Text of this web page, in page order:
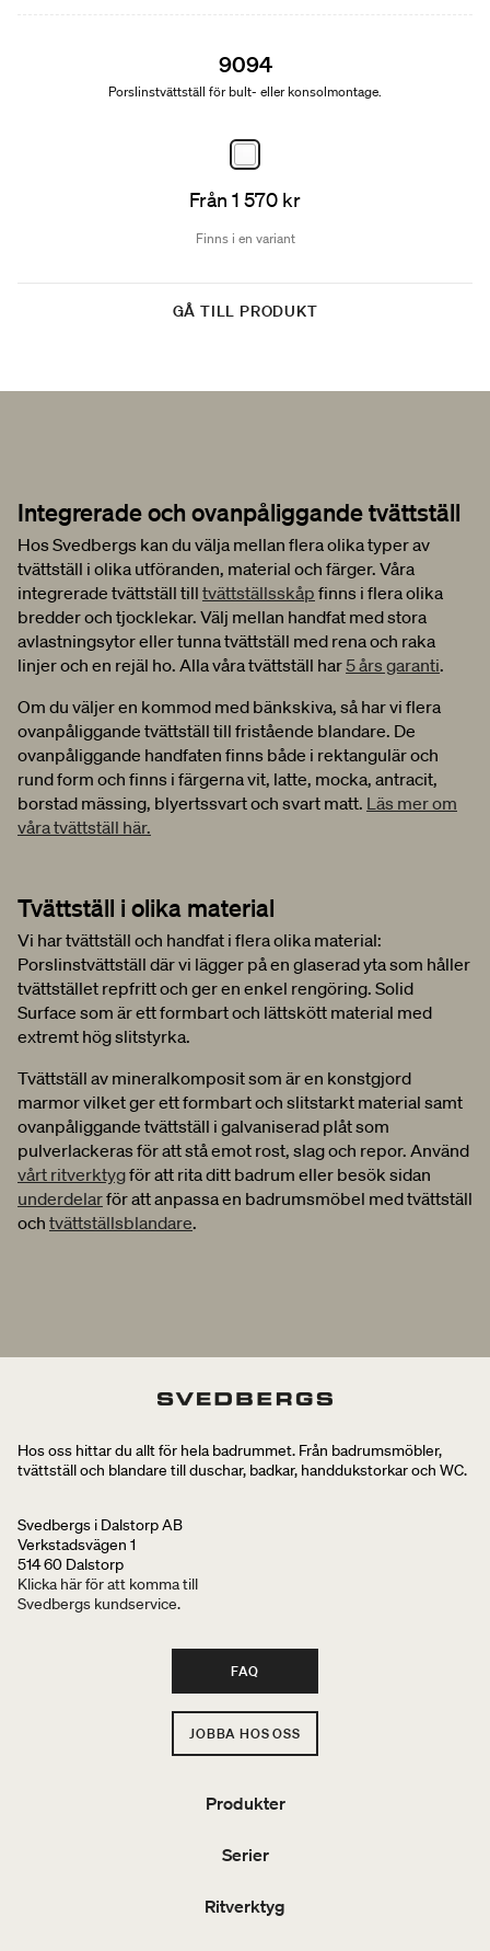
9094
Porslinstvättställ för bult- eller konsolmontage.
Från 1 570 kr
Finns i en variant
GÅ TILL PRODUKT
Integrerade och ovanpåliggande tvättställ
Hos Svedbergs kan du välja mellan flera olika typer av
tvättställ i olika utföranden, material och färger. Våra
integrerade tvättställ till tvättställsskåp finns i flera olika
bredder och tjocklekar. Välj mellan handfat med stora
avlastningsytor eller tunna tvättställ med rena och raka
linjer och en rejäl ho. Alla våra tvättställ har5 års garanti.
Om du väljer en kommod med bänkskiva, så har vi flera
ovanpåliggande tvättställ till fristående blandare. De
ovanpåliggande handfaten finns både i rektangulär och
rund form och finns i färgerna vit, latte, mocka, antracit,
borstad mässing, blyertssvart och svart matt. Läs mer om
våra tvättställ här.
Tvättställ i olika material
Vi har tvättställ och handfat i flera olika material:
Porslinstvättställ där vi lägger på en glaserad yta som håller
tvättstället repfritt och ger en enkel rengöring. Solid
Surface som är ett formbart och lättskött material med
extremt hög slitstyrka.
Tvättställ av mineralkomposit som är en konstgjord
marmor vilket ger ett formbart och slitstarkt material samt
ovanpåliggande tvättställ i galvaniserad plåt som
pulverlackeras för att stå emot rost, slag och repor. Använd
vårt ritverktygför att rita ditt badrum eller besök sidan
underdelarför att anpassa en badrumsmöbel med tvättställ
och tvättställsblandare.
Hos oss hittar du allt för hela badrummet. Från badrumsmöbler,
tvättställ och blandare till duschar, badkar, handdukstorkar och WC.
Svedbergs i Dalstorp AB
Verkstadsvägen 1
514 60 Dalstorp
Klicka här för att komma till
Svedbergs kundservice.
FAQ
JOBBA HOS OSS
Produkter
Serier
Ritverktyg